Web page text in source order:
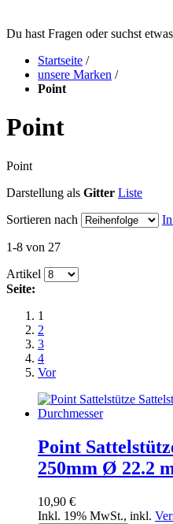
Du hast Fragen oder suchst
Startseite /
unsere Marken /
Point
Point
Point
Darstellung als Gitter Liste
Sortieren nach
1-8 von 27
Artikel
Seite:
1
2
3
4
Vor
Point
250mm Ø 22.2
10,90 €
Inkl. 19% MwSt., inkl.